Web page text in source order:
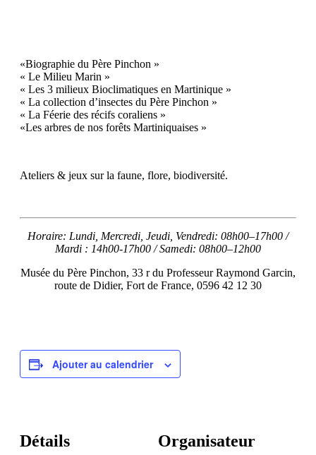
«Biographie du Père Pinchon »
« Le Milieu Marin »
« Les 3 milieux Bioclimatiques en Martinique »
« La collection d’insectes du Père Pinchon »
« La Féerie des récifs coraliens »
«Les arbres de nos forêts Martiniquaises »
Ateliers & jeux sur la faune, flore, biodiversité.
Horaire: Lundi, Mercredi, Jeudi, Vendredi: 08h00–17h00 /
Mardi : 14h00-17h00 / Samedi: 08h00–12h00
Musée du Père Pinchon, 33 r du Professeur Raymond Garcin,
route de Didier, Fort de France, 0596 42 12 30
Ajouter au calendrier
Détails Organisateur